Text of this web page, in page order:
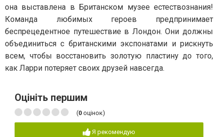
она выставлена в Британском музее естествознания!
Команда любимых героев предпринимает
беспрецедентное путешествие в Лондон. Они должны
объединиться с британскими экспонатами и рискнуть
всем, чтобы восстановить золотую пластину до того,
как Ларри потеряет своих друзей навсегда.
Оцініть першим
(0 оцінок)
Я рекомендую